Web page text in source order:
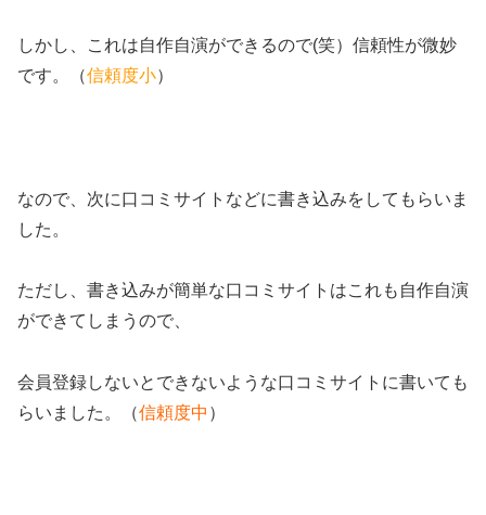
しかし、これは自作自演ができるので(笑）信頼性が微妙
です。（信頼度小）
なので、次に口コミサイトなどに書き込みをしてもらいま
した。
ただし、書き込みが簡単な口コミサイトはこれも自作自演
ができてしまうので、
会員登録しないとできないような口コミサイトに書いても
らいました。（信頼度中 ）